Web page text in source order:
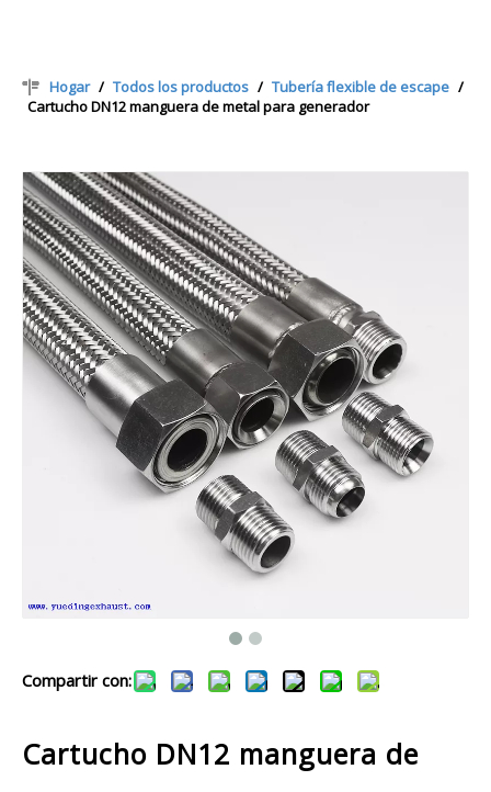
Hogar / Todos los productos / Tubería flexible de escape /
Cartucho DN12 manguera de metal para generador
Compartir con:
Cartucho DN12 manguera de